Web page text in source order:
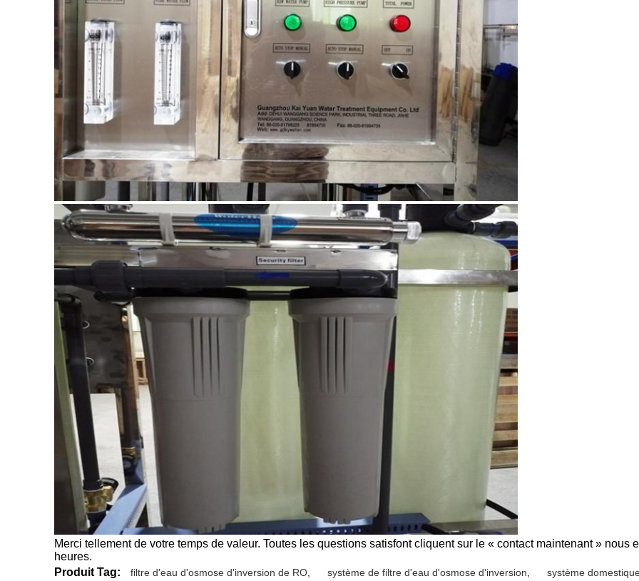
Merci tellement de votre temps de valeur. Toutes les questions satisfont cliquent sur le « contact maintenant »
heures.
Produit Tag:
filtre d'eau d'osmose d'inversion de RO système de filtre d'eau d'osmose d'inversion système